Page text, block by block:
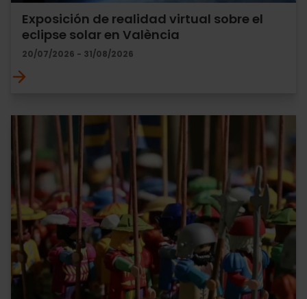
Exposición de realidad virtual sobre el
eclipse solar en València
20/07/2026 - 31/08/2026